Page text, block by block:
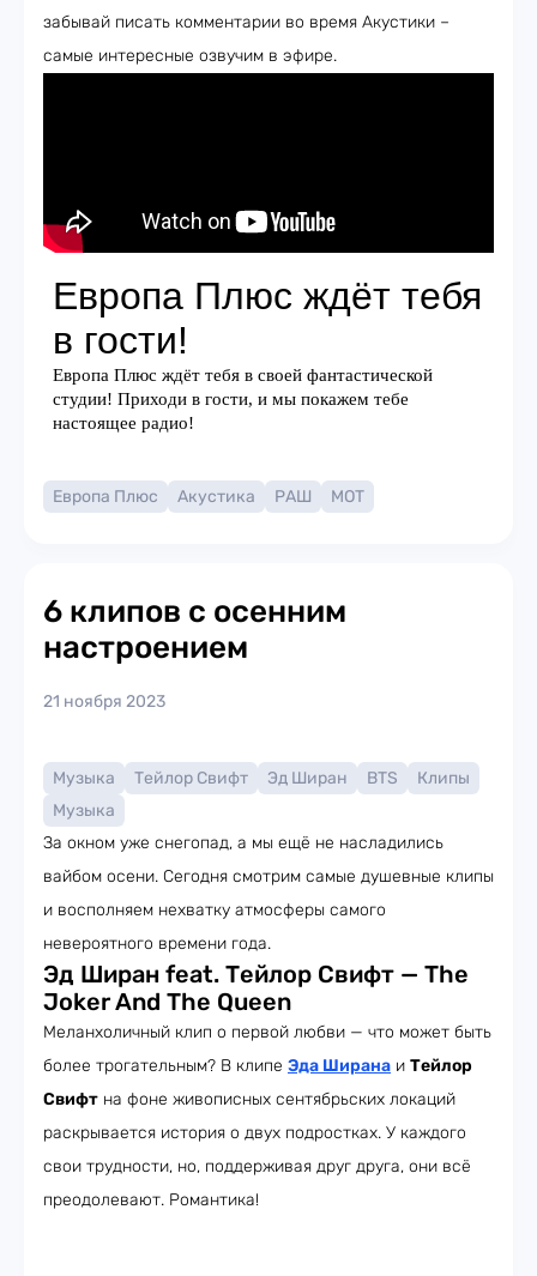
забывай писать комментарии во время Акустики –
самые интересные озвучим в эфире.
Европа Плюс Акустика РАШ МОТ
6 клипов с осенним
настроением
21 ноября 2023
Музыка Тейлор Свифт Эд Ширан BTS
Клипы
Музыка
За окном уже снегопад, а мы ещё не насладились
вайбом осени. Сегодня смотрим самые душевные клипы
и восполняем нехватку атмосферы самого
невероятного времени года.
Эд Ширан feat. Тейлор Свифт — The
Joker And The Queen
Меланхоличный клип о первой любви — что может быть
более трогательным? В клипе Эда Ширана и Тейлор
Свифт на фоне живописных сентябрьских локаций
раскрывается история о двух подростках. У каждого
свои трудности, но, поддерживая друг друга, они всё
преодолевают. Романтика!